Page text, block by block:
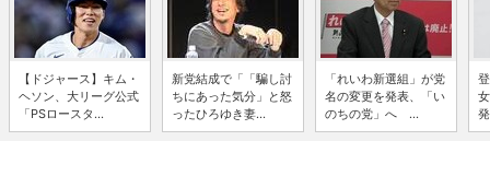
【ドジャース】キム・
ヘソン、大リーグ公式
「PSロースタ...
新党結成で「「騙し討
ちにあった気分」と怒
ったひろゆき妻...
「れいわ新選組」が党
名の変更を発表、「い
のちの党」へ ...